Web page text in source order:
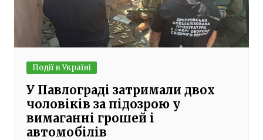
Події в Україні
У Павлограді затримали двох
чоловіків за підозрою у
вимаганні грошей і
автомобілів